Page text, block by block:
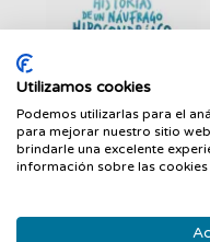
Utilizamos cookies
Podemos utilizarlas para el
para mejorar nuestro sitio
brindarle una excelente
información sobre las